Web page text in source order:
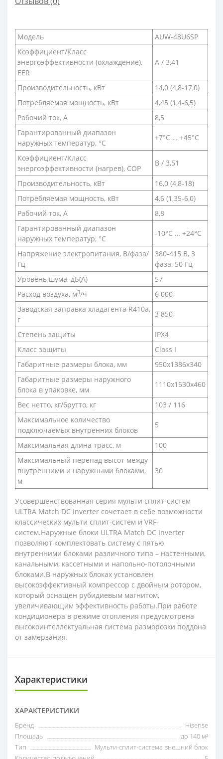
Модель
AUW-48U6SP
Коэффициент/Класс
энергоэффективности (охлаждение),
EER
A / 3,41
Производительность, кВт
14,0 (4,8-17,0)
Потребляемая мощность, кВт
4,45 (1,4-6,5)
Рабочий ток, А
8,5
Гарантированный диапазон
наружных температур, °С
+7°C … +45°C
Коэффициент/Класс
энергоэффективности (нагрев), COP
B / 3,51
Производительность, кВт
16,0 (4,8-18)
Потребляемая мощность, кВт
4,6 (1,35-6,0)
Рабочий ток, А
8,8
Гарантированный диапазон
наружных температур, °С
-10°C … +24°C
Напряжение электропитания, В/фаза/
Гц
380-415 В, 3
фаза, 50 Гц
Уровень шума, дБ(A)
57
Расход воздуха, м3/ч
6 000
Заводская заправка хладагента R410a,
г
3 850
Степень защиты
IPX4
Класс защиты
Class I
Габаритные размеры блока, мм
950х1386х340
Габаритные размеры наружного
блока в упаковке, мм
1110x1530x460
Вес нетто, кг/брутто, кг
103 / 116
Максимальное количество
подключаемых внутренних блоков
5
Максимальная длина трасс, м
100
Максимальный перепад высот между
внутренними и наружными блоками,
м
30
Усовершенствованная серия мульти сплит-систем
ULTRA Match DC Inverter сочетает в себе возможности
классических мульти сплит-систем и VRF-
систем.Наружные блоки ULTRA Match DC Inverter
позволяют комплектовать систему с пятью
внутренними блоками различного типа – настенными,
канальными, кассетными и напольно-потолочными
блоками.В наружных блоках установлен
высокоэффективный компрессор с двойным ротором,
который оснащен рубидиевым магнитом,
увеличивающим эффективность работы.При работе
кондиционера в режиме отопления предусмотрена
высокоинтеллектуальная система разморозки поддона
от замерзания.
Характеристики
ХАРАКТЕРИСТИКИ
Бренд
Hisense
Площадь
до 140 м²
Тип
Мульти-сплит-система внешний блок